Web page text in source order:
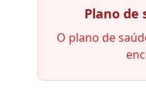
Plano de
O plano de